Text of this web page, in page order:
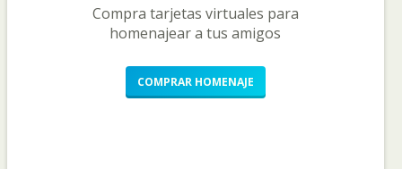
Compra tarjetas virtuales para
homenajear a tus amigos
COMPRAR HOMENAJE